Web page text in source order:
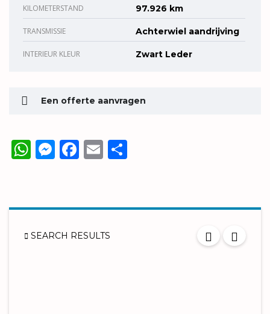
KILOMETERSTAND 97.926 km
TRANSMISSIE Achterwiel aandrijving
INTERIEUR KLEUR Zwart Leder
Een offerte aanvragen
WhatsApp
Messenger
Facebook
Email
SEARCH RESULTS